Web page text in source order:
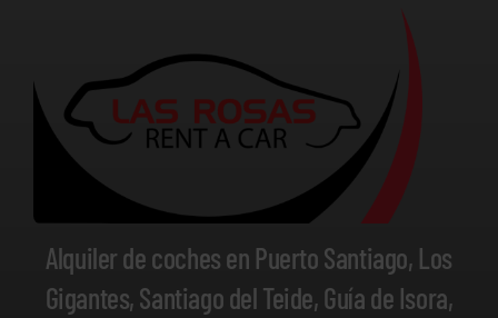
Alquiler de coches en Puerto Santiago, Los
Gigantes, Santiago del Teide, Guía de Isora,